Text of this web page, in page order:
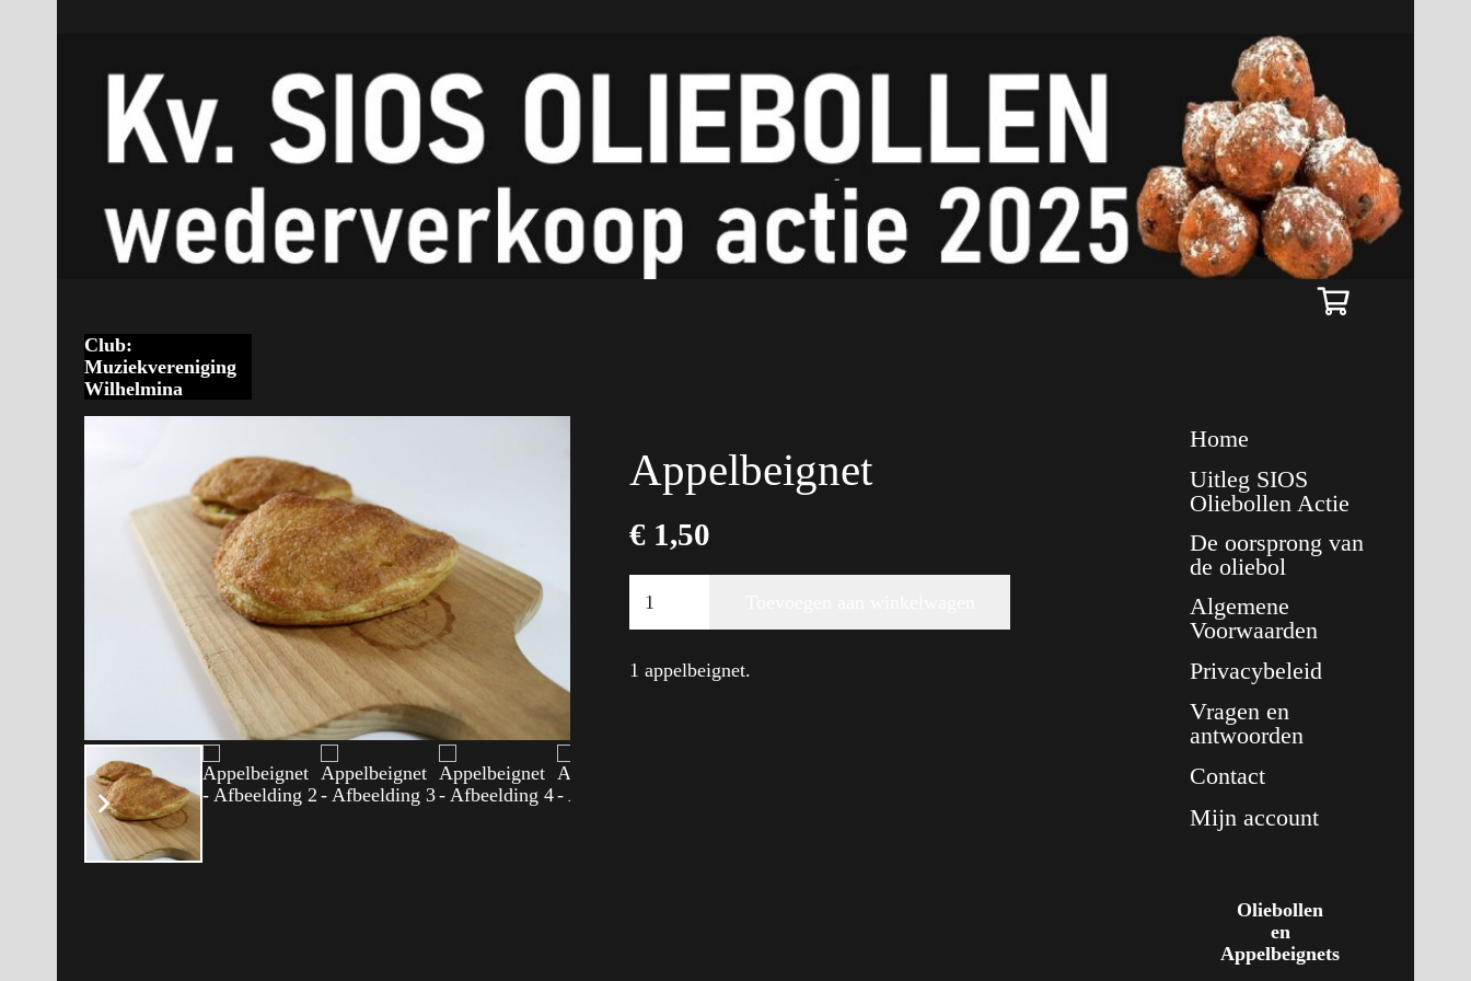
Club:
Muziekvereniging
Wilhelmina
Appelbeignet
€1,50
aantal
Alternative:
1 appelbeignet.
Home
Uitleg SIOS
Oliebollen Actie
De oorsprong van
de oliebol
Algemene
Voorwaarden
Privacybeleid
Vragen en
antwoorden
Contact
Mijn account
Oliebollen
en
Appelbeignets